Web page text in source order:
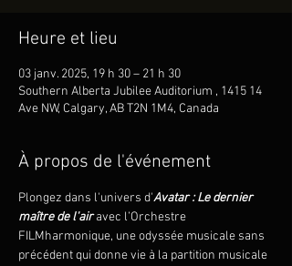
Heure et lieu
03 janv. 2025, 19 h 30 – 21 h 30
Southern Alberta Jubilee Auditorium , 1415 14
Ave NW, Calgary, AB T2N 1M4, Canada
À propos de l'événement
Plongez dans l'univers d'Avatar : Le dernier
maître de l'air avec l’Orchestre
FILMharmonique, une odyssée musicale sans
précédent qui donne vie à la partition musicale